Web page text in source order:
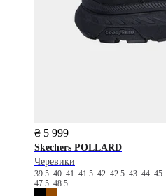
₴ 5 999
Skechers POLLARD
Черевики
39.5 40 41 41.5 42 42.5 43 44 45
47.5 48.5